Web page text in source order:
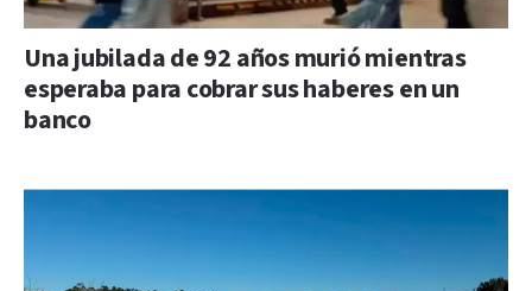
Una jubilada de 92 años murió mientras
esperaba para cobrar sus haberes en un
banco